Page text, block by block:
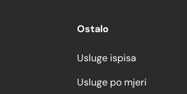
Ostalo
Usluge ispisa
Usluge po mjeri